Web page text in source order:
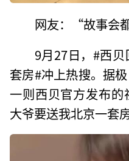
网友：“故事会
9月27日，#西
套房#冲上热搜。据
一则西贝官方发布的
大爷要送我北京一套